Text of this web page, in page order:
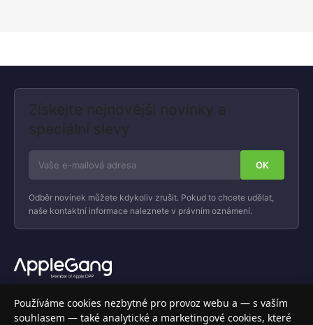
Získejte nejnovější novinky a
speciální slevy
Odběr novinek můžete kdykoliv zrušit. Pokud to chcete udělat,
naše kontaktní informace naleznete v právním oznámení.
Váš specializovaný obchod s Apple produkty, příslušenstvím a
elektronikou. Nakupujte bezpečně a s jistotou.
Používáme cookies nezbytné pro provoz webu a — s vaším
souhlasem — také analytické a marketingové cookies, které